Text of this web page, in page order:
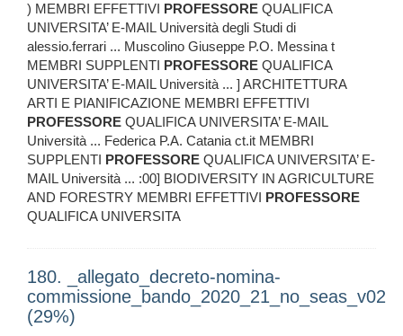
) MEMBRI EFFETTIVI PROFESSORE QUALIFICA
UNIVERSITA’ E-MAIL Università degli Studi di
alessio.ferrari ... Muscolino Giuseppe P.O. Messina t
MEMBRI SUPPLENTI PROFESSORE QUALIFICA
UNIVERSITA’ E-MAIL Università ... ] ARCHITETTURA
ARTI E PIANIFICAZIONE MEMBRI EFFETTIVI
PROFESSORE QUALIFICA UNIVERSITA’ E-MAIL
Università ... Federica P.A. Catania ct.it MEMBRI
SUPPLENTI PROFESSORE QUALIFICA UNIVERSITA’ E-
MAIL Università ... :00] BIODIVERSITY IN AGRICULTURE
AND FORESTRY MEMBRI EFFETTIVI PROFESSORE
QUALIFICA UNIVERSITA
180. _allegato_decreto-nomina-
commissione_bando_2020_21_no_seas_v02
(29%)